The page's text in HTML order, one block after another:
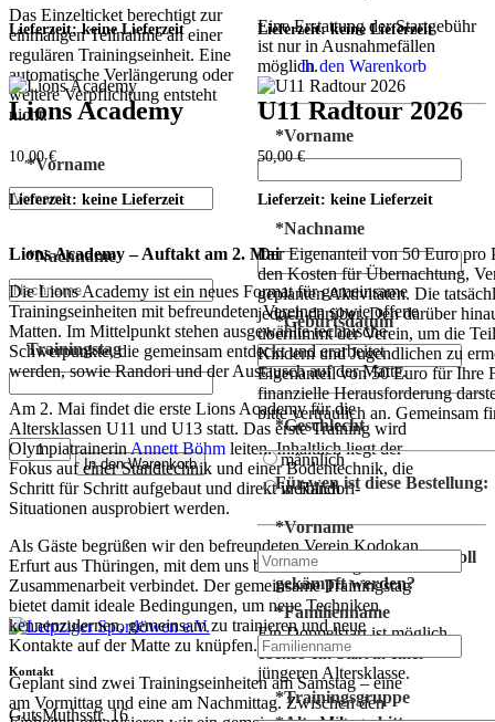
Das Einzelticket berechtigt zur
einmaligen Teilnahme an einer
regulären Trainingseinheit. Eine
automatische Verlängerung oder
weitere Verpflichtung entsteht
nicht.
*Vorname
*Nachname
Trainingstag
Aikido-
Training
Einzelticket
Menge
In den Warenkorb
Eine Erstattung der Startgebühr
ist nur in Ausnahmefällen
möglich.
*Vorname
*Nachname
*Geburtsdatum
*Geschlecht
männlich
weiblich
In welcher Altersklasse soll
gekämpft werden?
Ein Doppelstart ist möglich –
ebenso ein Start in einer
jüngeren Altersklasse.
Lieferzeit: keine Lieferzeit
In den Warenkorb
Lions Academy
10,00€
Lieferzeit: keine Lieferzeit
Lions Academy – Auftakt am 2. Mai
Die Lions Academy ist ein neues Format für gemeinsame
Trainingseinheiten mit befreundeten Vereinen sowie offene
Matten. Im Mittelpunkt stehen ausgewählte technische
Schwerpunkte, die gemeinsam entdeckt und erarbeitet
werden, sowie Randori und der Austausch auf der Matte.
Am 2. Mai findet die erste Lions Academy für die
Altersklassen U11 und U13 statt. Das erste Training wird
OlympiatrainerinAnnett Böhm leiten. Inhaltlich liegt der
Fokus auf einer Standtechnik und einer Bodentechnik, die
Schritt für Schritt aufgebaut und direkt in Randori-
Situationen ausprobiert werden.
Als Gäste begrüßen wir den befreundeten Verein Kodokan
Erfurt aus Thüringen, mit dem uns bereits eine enge
Zusammenarbeit verbindet. Der gemeinsame Trainingstag
bietet damit ideale Bedingungen, um neue Techniken
kennenzulernen, gemeinsam zu trainieren und neue
Kontakte auf der Matte zu knüpfen.
Geplant sind zwei Trainingseinheiten am Samstag – eine
am Vormittag und eine am Nachmittag. Zwischen den
Lieferzeit: keine Lieferzeit
U11 Radtour 2026
50,00€
Lieferzeit: keine Lieferzeit
Der Eigenanteil von 50 Euro pro
den Kosten für Übernachtung,
geplanten Aktivitäten. Die
jedoch darüber. Den darüber
übernimmt der Verein, um die
Kindern und Jugendlichen zu
Eigenanteil von 50 Euro für Ihre
finanzielle Herausforderung
bitte vertraulich an. Gemeinsam
Für wen ist diese Bestellung:
*Vorname
*Familienname
*Trainingsgruppe
Kontakt
GutsMuthsstr. 16